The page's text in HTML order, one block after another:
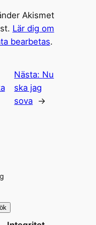
Akismet
Lär dig om
bearbetas.
Nästa: Nu
ska jag
sova →